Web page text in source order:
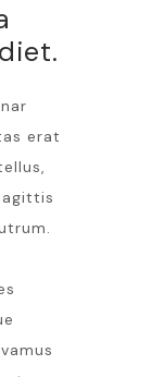
erat